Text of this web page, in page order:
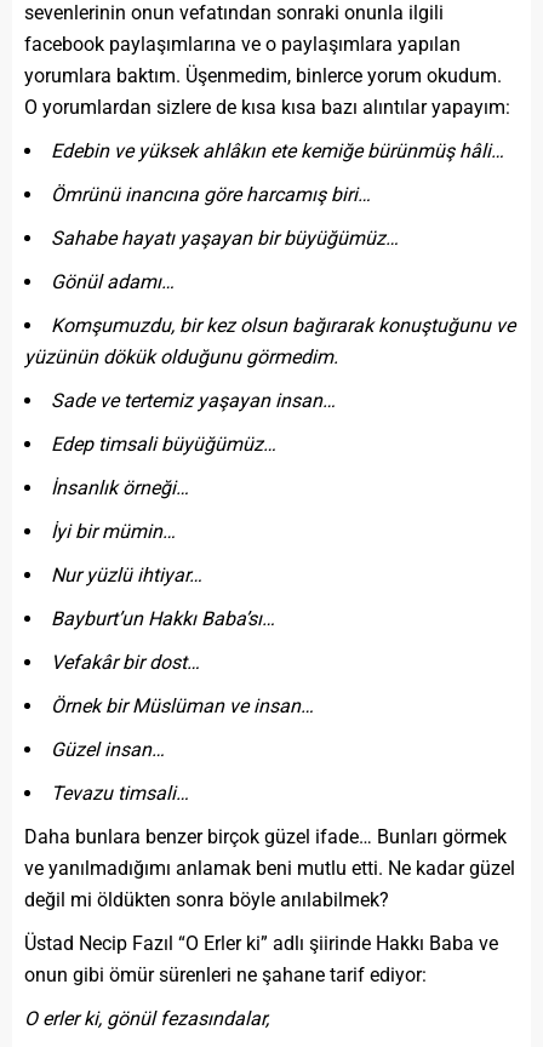
sevenlerinin onun vefatından sonraki onunla ilgili
facebook paylaşımlarına ve o paylaşımlara yapılan
yorumlara baktım. Üşenmedim, binlerce yorum okudum.
O yorumlardan sizlere de kısa kısa bazı alıntılar yapayım:
Edebin ve yüksek ahlâkın ete kemiğe bürünmüş hâli…
Ömrünü inancına göre harcamış biri…
Sahabe hayatı yaşayan bir büyüğümüz…
Gönül adamı…
Komşumuzdu, bir kez olsun bağırarak konuştuğunu ve
yüzünün dökük olduğunu görmedim.
Sade ve tertemiz yaşayan insan…
Edep timsali büyüğümüz…
İnsanlık örneği…
İyi bir mümin…
Nur yüzlü ihtiyar…
Bayburt’un Hakkı Baba’sı…
Vefakâr bir dost…
Örnek bir Müslüman ve insan…
Güzel insan…
Tevazu timsali…
Daha bunlara benzer birçok güzel ifade… Bunları görmek
ve yanılmadığımı anlamak beni mutlu etti. Ne kadar güzel
değil mi öldükten sonra böyle anılabilmek?
Üstad Necip Fazıl “O Erler ki” adlı şiirinde Hakkı Baba ve
onun gibi ömür sürenleri ne şahane tarif ediyor:
O erler ki, gönül fezasındalar,